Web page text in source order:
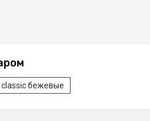
classic бежевые